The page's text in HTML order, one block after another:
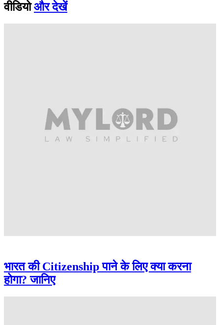
वीडियोऔर देखें
भारत की Citizenship पाने के लिए क्या करना
होगा? जानिए